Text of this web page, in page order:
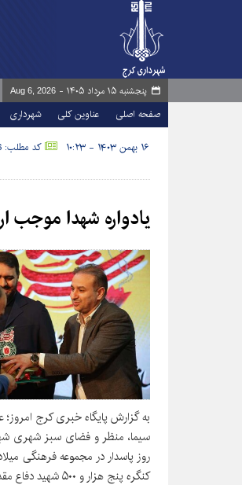
پنجشنبه ۱۵ مرداد ۱۴۰۵ - Aug 6, 2026
صفحه اصلی عناوین کلی شهرداری
۱۶ بهمن ۱۴۰۳ - ۱۰:۲۳ کد مطلب: 87806
یادواره شهدا موجب
به گزارش پایگاه خبری کرج امروز؛
سیما، منظر و فضای سبز شهری
کنگره پنج هزار و ۵۰۰ شهید دفاع مقدس و مدافع حرم خود را برگزار کند.